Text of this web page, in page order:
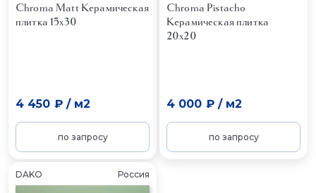
Chroma Matt Керамическая
плитка 15x30
4 450 ₽/ м2
по запросу
Chroma Pistacho
Керамическая плитка
20x20
4 000 ₽/ м2
по запросу
DAKO Россия